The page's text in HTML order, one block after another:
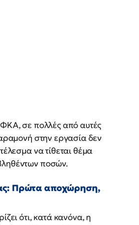
σε πολλές από αυτές
στην εργασία δεν
να τίθεται θέμα
ποσών.
Πρώτα αποχώρηση,
ότι, κατά κανόνα, η